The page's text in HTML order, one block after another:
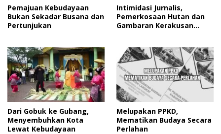
Pemajuan Kebudayaan
Bukan Sekadar Busana dan
Pertunjukan
Intimidasi Jurnalis,
Pemerkosaan Hutan dan
Gambaran Kerakusan
Dari Gobuk ke Gubang,
Menyembuhkan Kota
Lewat Kebudayaan
Melupakan PPKD,
Mematikan Budaya Secara
Perlahan